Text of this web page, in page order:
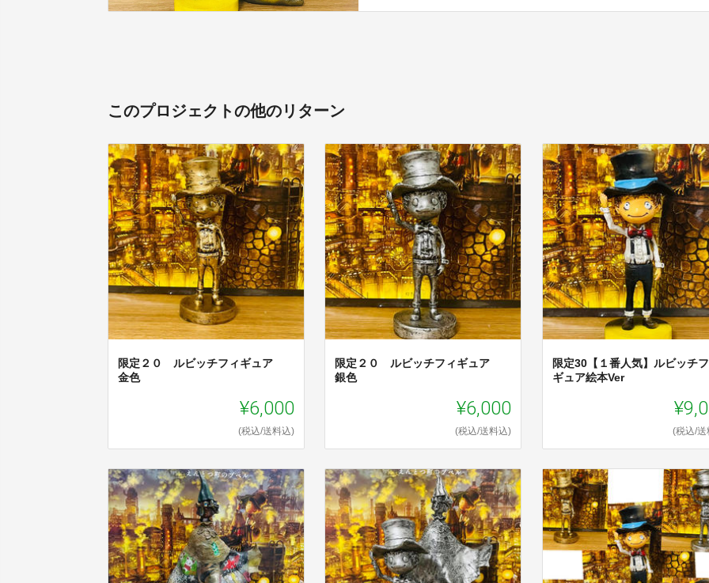
このプロジェクトの他のリターン
限定２０ ルビッチフィギュア
金色
¥6,000
(税込/送料込)
限定２０ ルビッチフィギュア
銀色
¥6,000
(税込/送料込)
限定30【１番人気】ルビッチ
ギュア絵本Ver
(税込/送